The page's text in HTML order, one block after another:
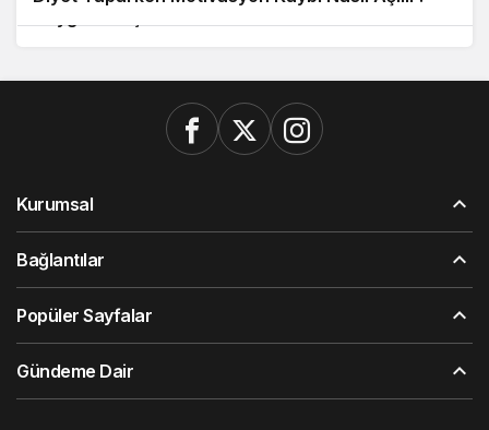
Kurumsal
Bağlantılar
Popüler Sayfalar
Gündeme Dair